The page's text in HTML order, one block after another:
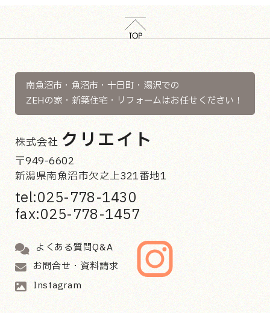
南魚沼市・魚沼市・十日町・湯沢での
ZEHの家・新築住宅・リフォームはお任せください！
株式会社 クリエイト
〒949-6602
新潟県南魚沼市欠之上321番地1
tel:025-778-1430
fax:025-778-1457
よくある質問Q&A
お問合せ・資料請求
Instagram